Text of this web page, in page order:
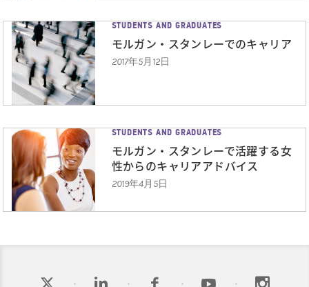
STUDENTS AND GRADUATES
モルガン・スタンレーでのキャリア
2017年5月12日
STUDENTS AND GRADUATES
モルガン・スタンレーで活躍する女
性からのキャリアアドバイス
2019年4月5日